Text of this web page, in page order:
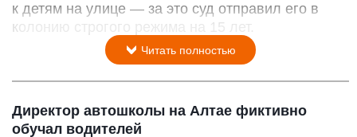
к детям на улице — за это суд отправил его в
колонию строгого режима на 15 лет.
Читать полностью
Директор автошколы на Алтае фиктивно
обучал водителей